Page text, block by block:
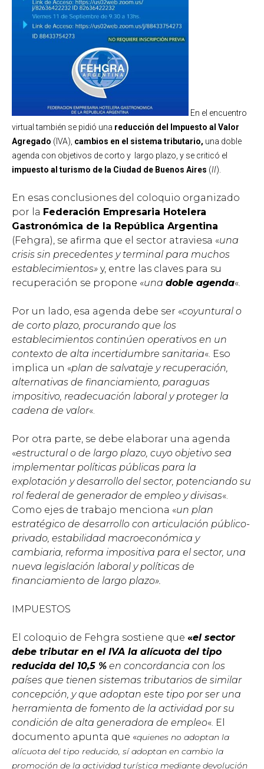
En el encuentro
virtual también se pidió una reducción del Impuesto al Valor
Agregado (IVA), cambios en el sistema tributario, una doble
agenda con objetivos de corto y largo plazo, y se criticó el
impuesto al turismo de la Ciudad de Buenos Aires (II).
En esas conclusiones del coloquio organizado
por la Federación Empresaria Hotelera
Gastronómica de la República Argentina
(Fehgra), se afirma que el sector atraviesa «una
crisis sin precedentes y terminal para muchos
establecimientos» y, entre las claves para su
recuperación se propone «una doble agenda«.
Por un lado, esa agenda debe ser «coyuntural o
de corto plazo, procurando que los
establecimientos continúen operativos en un
contexto de alta incertidumbre sanitaria«. Eso
implica un «plan de salvataje y recuperación,
alternativas de financiamiento, paraguas
impositivo, readecuación laboral y proteger la
cadena de valor«.
Por otra parte, se debe elaborar una agenda
«estructural o de largo plazo, cuyo objetivo sea
implementar políticas públicas para la
explotación y desarrollo del sector, potenciando su
rol federal de generador de empleo y divisas«.
Como ejes de trabajo menciona «un plan
estratégico de desarrollo con articulación público-
privado, estabilidad macroeconómica y
cambiaria, reforma impositiva para el sector, una
nueva legislación laboral y políticas de
financiamiento de largo plazo».
IMPUESTOS
El coloquio de Fehgra sostiene que «el sector
debe tributar en el IVA la alícuota del tipo
reducida del 10,5 % en concordancia con los
países que tienen sistemas tributarios de similar
concepción, y que adoptan este tipo por ser una
herramienta de fomento de la actividad por su
condición de alta generadora de empleo«. El
documento apunta que «quienes no adoptan la
alícuota del tipo reducido, sí adoptan en cambio la
promoción de la actividad turística mediante devolución